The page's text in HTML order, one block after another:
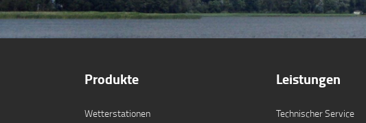
Produkte
Wetterstationen
Leistungen
Technischer Service